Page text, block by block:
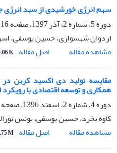
سهم انرژی خورشیدی از سبد انرژی
دوره 5، شماره 2، آذر 1397، صفحه
121
اردوان شهسواری، حسین یوسفی،
مشاهده مقاله
اصل مقاله K
مقایسه تولید دی اکسید کربن
همکاری و توسعه اقتصادی با
دوره 4، شماره 2، اسفند 1396، صفحه
کاوه بخرد، حسین یوسفی، یونس
مشاهده مقاله
اصل مقاله M